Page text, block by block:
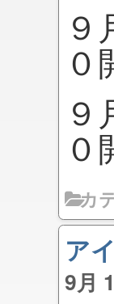
０
０
カ
ア
9月